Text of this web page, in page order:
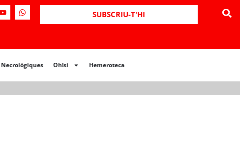
SUBSCRIU-T'HI
Necrològiques Oh!si Hemeroteca
Hemeroteca